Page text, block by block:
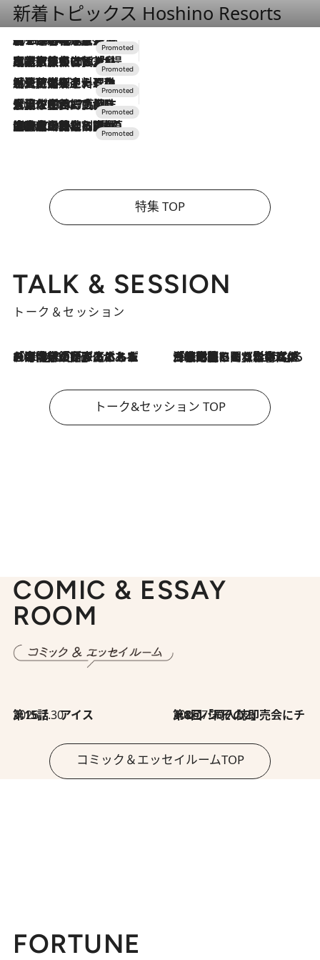
新着トピックス Hoshino Resorts
2026.8.7
【トンボの足水浴】ヒノキの香りに包まれて涼感マックス！約13℃の湧水かけ流しを避暑地「星野温泉 トンボの湯」で体験
2026.7.31
【ホテル帰省】という選択肢をOMOが提案。家族とほどよい距離を保つには「昼は実家、夜は気兼ねなくホテルで！」
2026.7.24
【夏限定ディナーコース】旬を迎える稚鮎や花ズッキーニなどをイタリア・トスカーナの郷土料理の手法で満喫！
2026.7.17
「土佐和ハーブかき氷」がOMO7高知に登場！生姜、山椒、大葉など目にも舌にも涼を呼ぶ郷土の味
2026.7.10
NEW OPEN！【界 草津】名湯の地に誕生。趣の異なる2種の温泉と上州ならではの会席・蕎麦割烹など美食を味わう究極の癒やし旅
特集 TOP
TALK & SESSION
トーク＆セッション
2026.8.3
「今後値上げがあるとすれば…」「リスクがあるのは今年の冬」エネルギー専門家が語る、ホルムズ海峡封鎖が家庭にもたらす“ある心配” 2026.8.3
「住宅建てられない…」「サーチャージ料の高値が続いている」ホルムズ海峡封鎖による影響はいつまで続く？《エネルギー専門家に聞く“どうなる日本の暮らし”》
トーク&セッション TOP
COMIC & ESSAY
ROOM
2026.7.30
第15話 アイス 2026.7.30
第8回「同人誌即売会にチャレンジ その2」
コミック＆エッセイルームTOP
FORTUNE